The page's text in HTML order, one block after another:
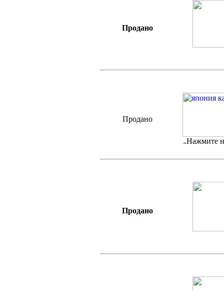
Продано
Продано
Нажмите
Продано